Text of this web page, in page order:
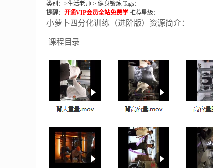
类别：>生活老师 > 健身锻炼 Tags：
提醒： 开通VIP会员全站免费学 推荐星级：
小萝卜四分化训练（进阶版）资源简介：
课程目录